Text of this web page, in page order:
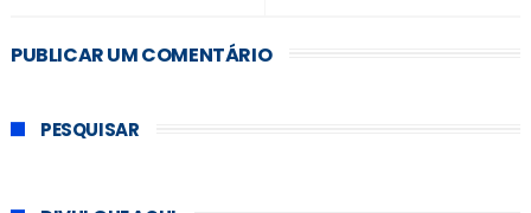
PUBLICAR UM COMENTÁRIO
PESQUISAR